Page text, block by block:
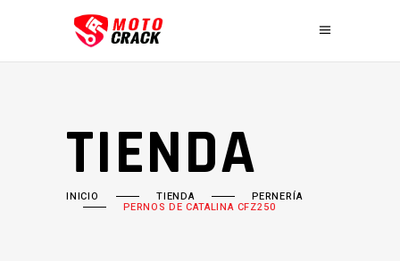
TIENDA
INICIO TIENDA PERNERÍA
PERNOS DE CATALINA CFZ250